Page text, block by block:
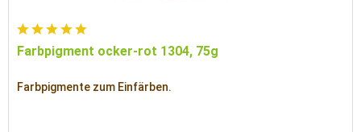
Farbpigment ocker-rot 1304, 75g
Farbpigmente zum Einfärben.